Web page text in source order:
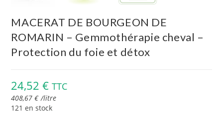
MACERAT DE BOURGEON DE
ROMARIN – Gemmothérapie cheval –
Protection du foie et détox
24,52€ TTC
408,67€ /litre
121 en stock